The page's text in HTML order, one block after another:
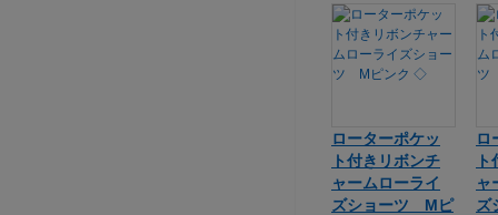
ローターポケッ
ト付きリボンチ
ャームローライ
ズショーツ Mピ
ロ
ャ
ズ